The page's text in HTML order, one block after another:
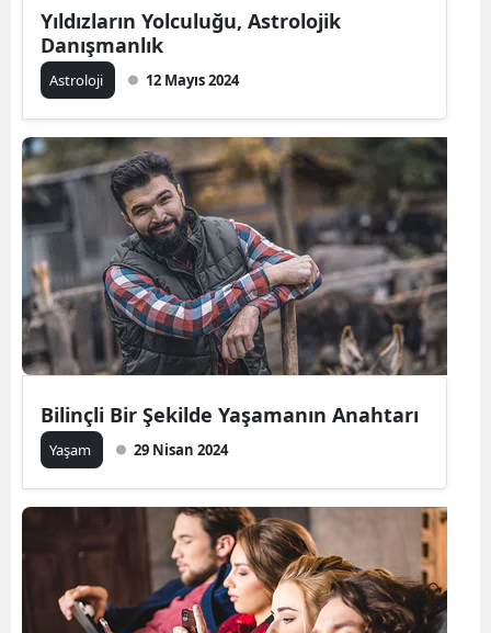
Yıldızların Yolculuğu, Astrolojik
Danışmanlık
Astroloji 12 Mayıs 2024
Bilinçli Bir Şekilde Yaşamanın Anahtarı
Yaşam 29 Nisan 2024